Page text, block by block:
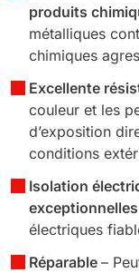
produits
métalliques
chimiques
Excellente
couleur et les
d’exposition
conditions
Isolation
exceptionnelles
électriques
Réparable –